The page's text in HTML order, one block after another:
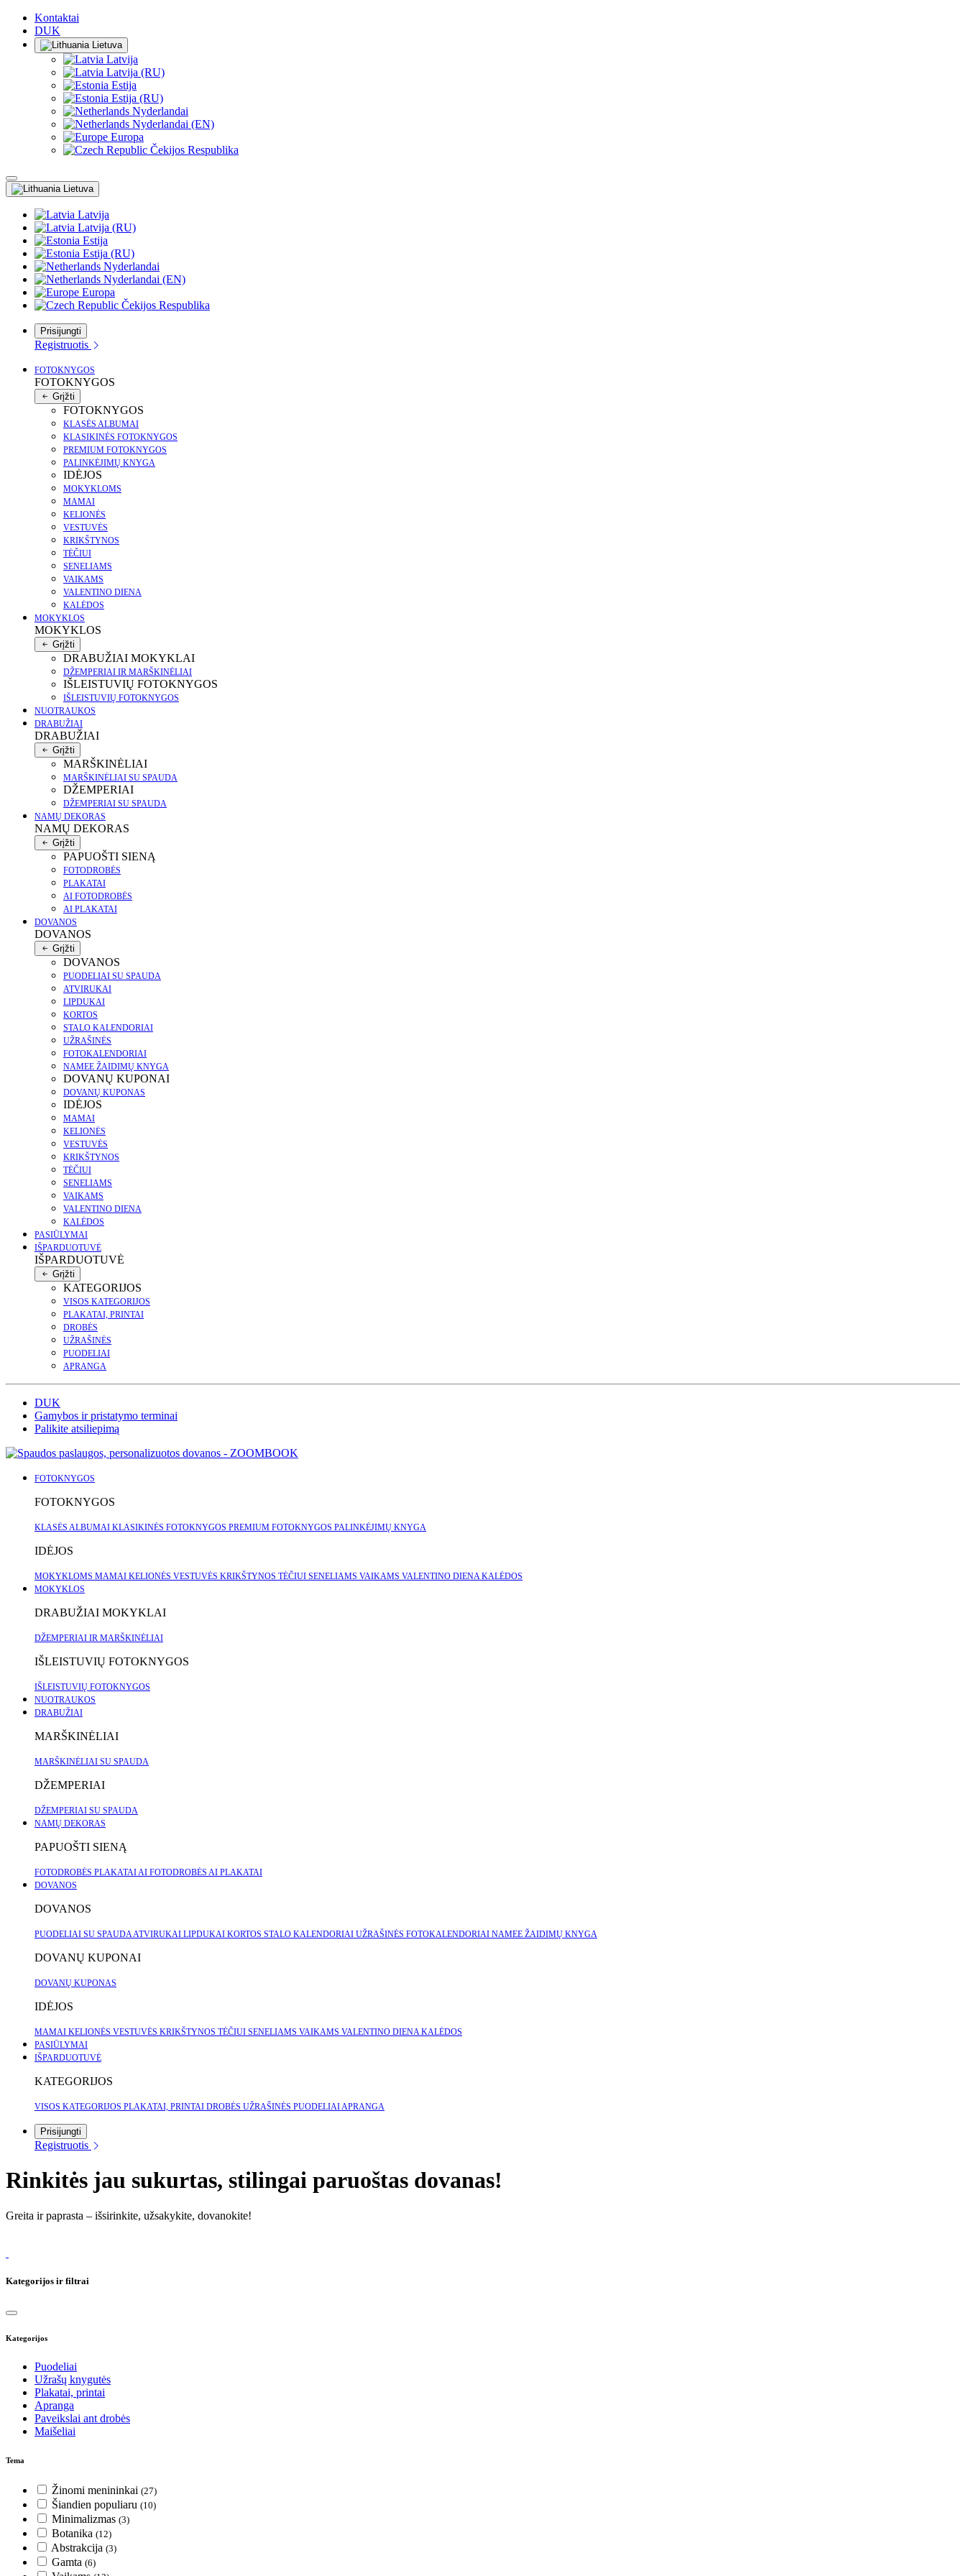
Kontaktai
DUK
Lietuva
Latvija
Latvija (RU)
Estija
Estija (RU)
Nyderlandai
Nyderlandai (EN)
Europa
Čekijos Respublika
Lietuva
Latvija
Latvija (RU)
Estija
Estija (RU)
Nyderlandai
Nyderlandai (EN)
Europa
Čekijos Respublika
Prisijungti
Registruotis
FOTOKNYGOS
FOTOKNYGOS
Grįžti
FOTOKNYGOS
KLASĖS ALBUMAI
KLASIKINĖS FOTOKNYGOS
PREMIUM FOTOKNYGOS
PALINKĖJIMŲ KNYGA
IDĖJOS
MOKYKLOMS
MAMAI
KELIONĖS
VESTUVĖS
KRIKŠTYNOS
TĖČIUI
SENELIAMS
VAIKAMS
VALENTINO DIENA
KALĖDOS
MOKYKLOS
MOKYKLOS
Grįžti
DRABUŽIAI MOKYKLAI
DŽEMPERIAI IR MARŠKINĖLIAI
IŠLEISTUVIŲ FOTOKNYGOS
IŠLEISTUVIŲ FOTOKNYGOS
NUOTRAUKOS
DRABUŽIAI
DRABUŽIAI
Grįžti
MARŠKINĖLIAI
MARŠKINĖLIAI SU SPAUDA
DŽEMPERIAI
DŽEMPERIAI SU SPAUDA
NAMŲ DEKORAS
NAMŲ DEKORAS
Grįžti
PAPUOŠTI SIENĄ
FOTODROBĖS
PLAKATAI
AI FOTODROBĖS
AI PLAKATAI
DOVANOS
DOVANOS
Grįžti
DOVANOS
PUODELIAI SU SPAUDA
ATVIRUKAI
LIPDUKAI
KORTOS
STALO KALENDORIAI
UŽRAŠINĖS
FOTOKALENDORIAI
NAMEE ŽAIDIMŲ KNYGA
DOVANŲ KUPONAI
DOVANŲ KUPONAS
IDĖJOS
MAMAI
KELIONĖS
VESTUVĖS
KRIKŠTYNOS
TĖČIUI
SENELIAMS
VAIKAMS
VALENTINO DIENA
KALĖDOS
PASIŪLYMAI
IŠPARDUOTUVĖ
IŠPARDUOTUVĖ
Grįžti
KATEGORIJOS
VISOS KATEGORIJOS
PLAKATAI, PRINTAI
DROBĖS
UŽRAŠINĖS
PUODELIAI
APRANGA
DUK
Gamybos ir pristatymo terminai
Palikite atsiliepimą
FOTOKNYGOS
FOTOKNYGOS
KLASĖS ALBUMAI KLASIKINĖS FOTOKNYGOS PREMIUM FOTOKNYGOS PALINKĖJIMŲ KNYGA
IDĖJOS
MOKYKLOMS MAMAI KELIONĖS VESTUVĖS KRIKŠTYNOS TĖČIUI SENELIAMS VAIKAMS VALENTINO DIENAKALĖDOS
MOKYKLOS
DRABUŽIAI MOKYKLAI
DŽEMPERIAI IR MARŠKINĖLIAI
IŠLEISTUVIŲ FOTOKNYGOS
IŠLEISTUVIŲ FOTOKNYGOS
NUOTRAUKOS
DRABUŽIAI
MARŠKINĖLIAI
MARŠKINĖLIAI SU SPAUDA
DŽEMPERIAI
DŽEMPERIAI SU SPAUDA
NAMŲ DEKORAS
PAPUOŠTI SIENĄ
FOTODROBĖS PLAKATAIAI FOTODROBĖS AI PLAKATAI
DOVANOS
DOVANOS
PUODELIAI SU SPAUDAATVIRUKAI LIPDUKAI KORTOS STALO KALENDORIAI UŽRAŠINĖS FOTOKALENDORIAI NAMEE ŽAIDIMŲ KNYGA
DOVANŲ KUPONAI
DOVANŲ KUPONAS
IDĖJOS
MAMAI KELIONĖS VESTUVĖS KRIKŠTYNOS TĖČIUI SENELIAMS VAIKAMS VALENTINO DIENAKALĖDOS
PASIŪLYMAI
IŠPARDUOTUVĖ
KATEGORIJOS
VISOS KATEGORIJOS PLAKATAI, PRINTAI DROBĖS UŽRAŠINĖS PUODELIAIAPRANGA
Prisijungti
Registruotis
Rinkitės jau sukurtas, stilingai paruoštas dovanas!
Greita ir paprasta – išsirinkite, užsakykite, dovanokite!
Kategorijos ir filtrai
Kategorijos
Puodeliai
Užrašų knygutės
Plakatai, printai
Apranga
Paveikslai ant drobės
Maišeliai
Tema
Žinomi menininkai (27)
Šiandien populiaru (10)
Minimalizmas (3)
Botanika (12)
Abstrakcija (3)
Gamta (6)